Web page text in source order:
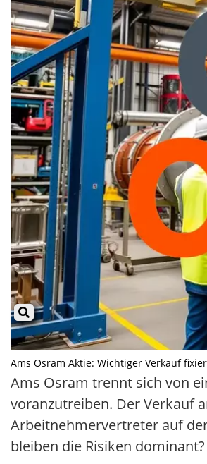
Ams Osram Aktie: Wichtiger Verkauf
Ams Osram trennt sich von
voranzutreiben. Der Verkauf
Arbeitnehmervertreter auf
bleiben die Risiken dominant?